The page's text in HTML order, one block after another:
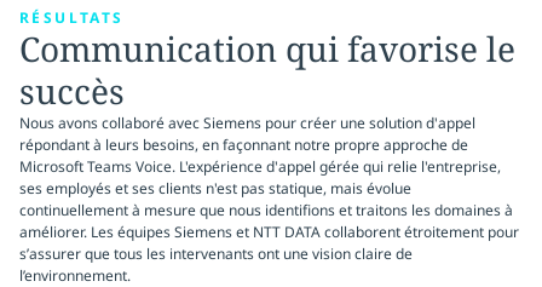
RÉSULTATS
Communication qui favorise le
succès
Nous avons collaboré avec Siemens pour créer une solution d'appel
répondant à leurs besoins, en façonnant notre propre approche de
Microsoft Teams Voice. L'expérience d'appel gérée qui relie l'entreprise,
ses employés et ses clients n'est pas statique, mais évolue
continuellement à mesure que nous identifions et traitons les domaines à
améliorer. Les équipes Siemens et NTT DATA collaborent étroitement pour
s’assurer que tous les intervenants ont une vision claire de
l’environnement.